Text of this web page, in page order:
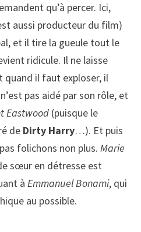
qu’à percer. Ici,
aussi producteur du film)
et il tire la gueule tout le
ridicule. Il ne laisse
quand il faut exploser, il
pas aidé par son rôle, et
Eastwood(puisque le
de Dirty Harry…). Et puis
folichons non plus. Marie
sœur en détresse est
à Emmanuel Bonami, qui
au possible.